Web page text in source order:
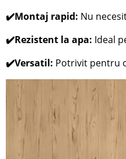
✔️Montaj rapid: Nu
✔️Rezistent la apa: Ideal
✔️Versatil: Potrivit pentru